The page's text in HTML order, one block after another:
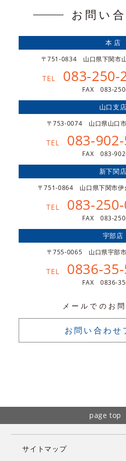
お問い
本 店
〒751-0834 山口県下関市
TEL 083-250-
FAX 083-
山口支店
〒753-0074 山口県山口
TEL 083-
FAX 083-
新下関店
〒751-0864 山口県下関市伊
TEL 083-
FAX 083-
宇部店
〒755-0065 山口県宇部
TEL 0836-
FAX 0836-
メールでのお
お問い合わせ
page top
サイトマップ